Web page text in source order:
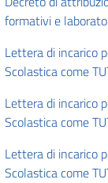
formativi e
Lettera di incarico
Scolastica come
Lettera di incarico
Scolastica come
Lettera di incarico
Scolastica come